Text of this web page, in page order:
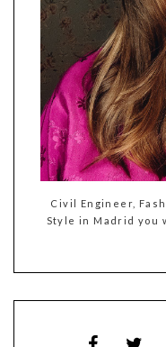
Civil Engineer,
Style in Madrid you